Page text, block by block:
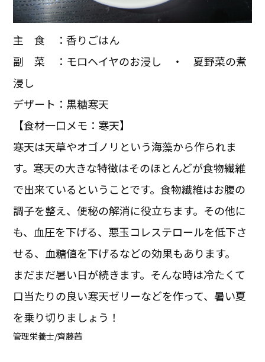
主 食 ：香りごはん
副 菜 ：モロヘイヤのお浸し ・ 夏野菜の煮
浸し
デザート：黒糖寒天
【食材一口メモ：寒天】
寒天は天草やオゴノリという海藻から作られま
す。寒天の大きな特徴はそのほとんどが食物繊維
で出来ているということです。食物繊維はお腹の
調子を整え、便秘の解消に役立ちます。その他に
も、血圧を下げる、悪玉コレステロールを低下さ
せる、血糖値を下げるなどの効果もあります。
まだまだ暑い日が続きます。そんな時は冷たくて
口当たりの良い寒天ゼリーなどを作って、暑い夏
を乗り切りましょう！
管理栄養士/齊藤茜